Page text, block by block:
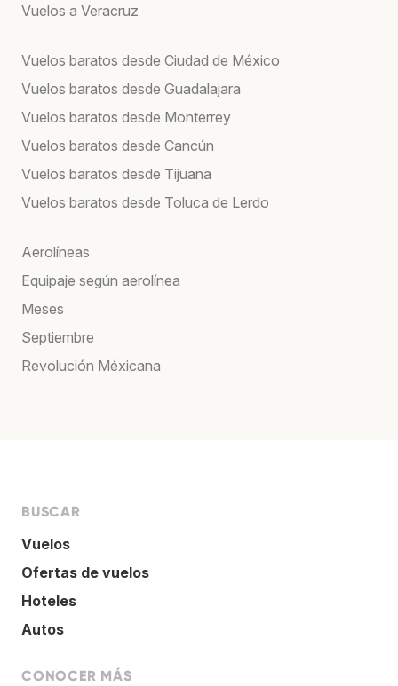
Vuelos a Veracruz
Vuelos baratos desde Ciudad de México
Vuelos baratos desde Guadalajara
Vuelos baratos desde Monterrey
Vuelos baratos desde Cancún
Vuelos baratos desde Tijuana
Vuelos baratos desde Toluca de Lerdo
Aerolíneas
Equipaje según aerolínea
Meses
Septiembre
Revolución Méxicana
BUSCAR
Vuelos
Ofertas de vuelos
Hoteles
Autos
CONOCER MÁS